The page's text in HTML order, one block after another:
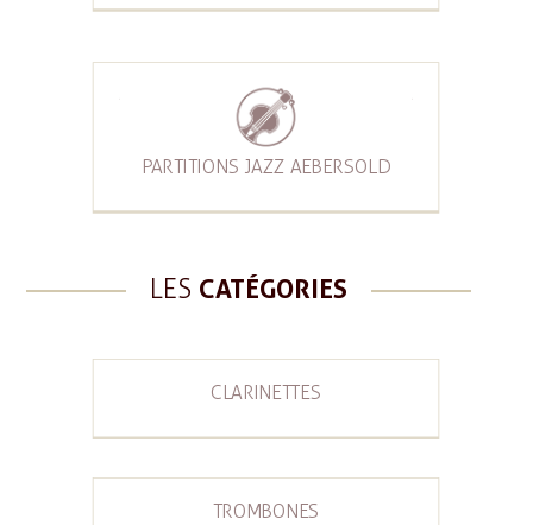
PARTITIONS JAZZ AEBERSOLD
LES CATÉGORIES
CLARINETTES
TROMBONES